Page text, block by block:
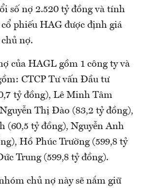
số nợ 2.520 tỷ đồng và tính
phiếu HAG được định giá
nợ.
của HAGL gồm 1 công ty và
CTCP Tư vấn Đầu tư
tỷ đồng), Lê Minh Tâm
Thị Đào (83,2 tỷ đồng),
(60,5 tỷ đồng), Nguyễn Anh
Hồ Phúc Trường (599,8 tỷ
Trung (599,8 tỷ đồng).
chủ nợ này sẽ nắm giữ